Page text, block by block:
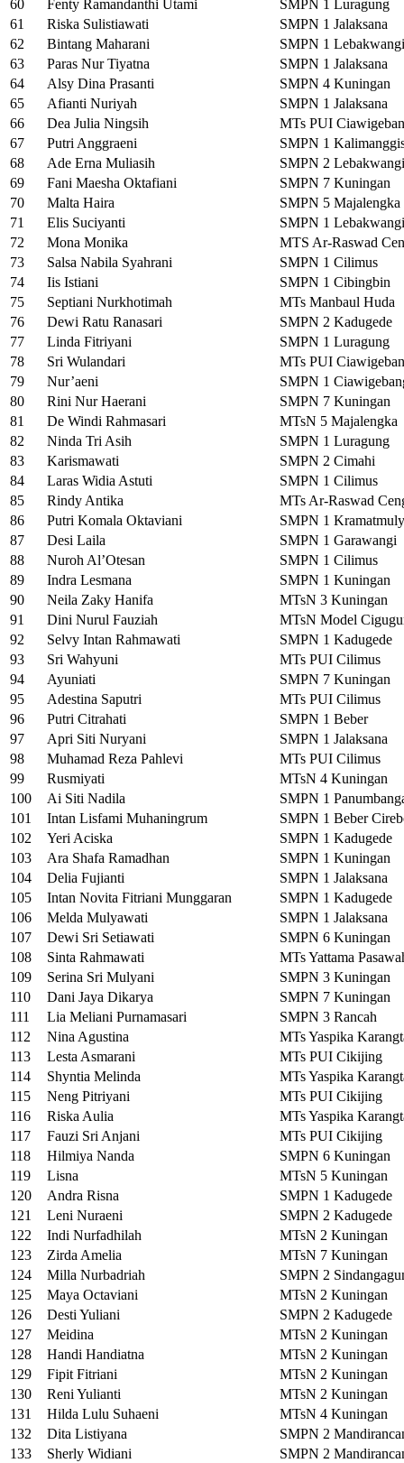
60 Fenty Ramandanthi Utami
SMPN 1 Luragung
61
Riska Sulistiawati
SMPN 1 Jalaksana
62
Bintang Maharani
SMPN 1 Lebakwangi
63
Paras Nur Tiyatna
SMPN 1 Jalaksana
64
Alsy Dina Prasanti
SMPN 4 Kuningan
65
Afianti Nuriyah
SMPN 1 Jalaksana
66
Dea Julia Ningsih
MTs PUI
67
Putri Anggraeni
SMPN 1
68
Ade Erna Muliasih
SMPN 2 Lebakwangi
69
Fani Maesha Oktafiani
SMPN 7 Kuningan
70
Malta Haira
SMPN 5 Majalengka
71
Elis Suciyanti
SMPN 1 Lebakwangi
72
Mona Monika
MTS Ar-Raswad
73
Salsa Nabila Syahrani
SMPN 1 Cilimus
74
Iis Istiani
SMPN 1 Cibingbin
75
Septiani Nurkhotimah
MTs Manbaul Huda
76
Dewi Ratu Ranasari
SMPN 2 Kadugede
77
Linda Fitriyani
SMPN 1 Luragung
78
Sri Wulandari
MTs PUI
79
Nur’aeni
SMPN 1
80
Rini Nur Haerani
SMPN 7 Kuningan
81
De Windi Rahmasari
MTsN 5 Majalengka
82
Ninda Tri Asih
SMPN 1 Luragung
83
Karismawati
SMPN 2 Cimahi
84
Laras Widia Astuti
SMPN 1 Cilimus
85
Rindy Antika
MTs Ar-Raswad
86
Putri Komala Oktaviani
SMPN 1
87
Desi Laila
SMPN 1 Garawangi
88
Nuroh Al’Otesan
SMPN 1 Cilimus
89
Indra Lesmana
SMPN 1 Kuningan
90
Neila Zaky Hanifa
MTsN 3 Kuningan
91
Dini Nurul Fauziah
MTsN Model
92
Selvy Intan Rahmawati
SMPN 1 Kadugede
93
Sri Wahyuni
MTs PUI Cilimus
94
Ayuniati
SMPN 7 Kuningan
95
Adestina Saputri
MTs PUI Cilimus
96
Putri Citrahati
SMPN 1 Beber
97
Apri Siti Nuryani
SMPN 1 Jalaksana
98
Muhamad Reza Pahlevi
MTs PUI Cilimus
99
Rusmiyati
MTsN 4 Kuningan
100
Ai Siti Nadila
SMPN 1
101
Intan Lisfami Muhaningrum
SMPN 1 Beber
102
Yeri Aciska
SMPN 1 Kadugede
103
Ara Shafa Ramadhan
SMPN 1 Kuningan
104
Delia Fujianti
SMPN 1 Jalaksana
105
Intan Novita Fitriani Munggaran
SMPN 1 Kadugede
106
Melda Mulyawati
SMPN 1 Jalaksana
107
Dewi Sri Setiawati
SMPN 6 Kuningan
108
Sinta Rahmawati
MTs Yattama
109
Serina Sri Mulyani
SMPN 3 Kuningan
110
Dani Jaya Dikarya
SMPN 7 Kuningan
111
Lia Meliani Purnamasari
SMPN 3 Rancah
112
Nina Agustina
MTs Yaspika
113
Lesta Asmarani
MTs PUI Cikijing
114
Shyntia Melinda
MTs Yaspika
115
Neng Pitriyani
MTs PUI Cikijing
116
Riska Aulia
MTs Yaspika
117
Fauzi Sri Anjani
MTs PUI Cikijing
118
Hilmiya Nanda
SMPN 6 Kuningan
119
Lisna
MTsN 5 Kuningan
120
Andra Risna
SMPN 1 Kadugede
121
Leni Nuraeni
SMPN 2 Kadugede
122
Indi Nurfadhilah
MTsN 2 Kuningan
123
Zirda Amelia
MTsN 7 Kuningan
124
Milla Nurbadriah
SMPN 2
125
Maya Octaviani
MTsN 2 Kuningan
126
Desti Yuliani
SMPN 2 Kadugede
127
Meidina
MTsN 2 Kuningan
128
Handi Handiatna
MTsN 2 Kuningan
129
Fipit Fitriani
MTsN 2 Kuningan
130
Reni Yulianti
MTsN 2 Kuningan
131
Hilda Lulu Suhaeni
MTsN 4 Kuningan
132
Dita Listiyana
SMPN 2
133
Sherly Widiani
SMPN 2